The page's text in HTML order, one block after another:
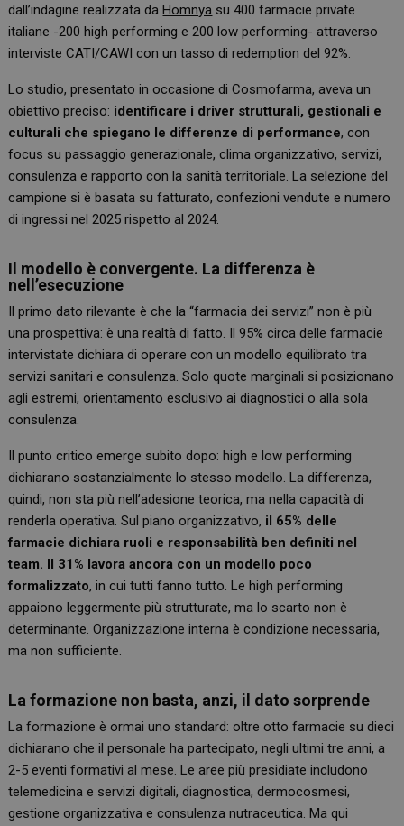
dall’indagine realizzata daHomnya su 400 farmacie private
italiane -200 high performing e 200 low performing- attraverso
interviste CATI/CAWI con un tasso di redemption del 92%.
Lo studio, presentato in occasione di Cosmofarma, aveva un
obiettivo preciso: identificare i driver strutturali, gestionali e
culturali che spiegano le differenze di performance, con
focus su passaggio generazionale, clima organizzativo, servizi,
consulenza e rapporto con la sanità territoriale. La selezione del
campione si è basata su fatturato, confezioni vendute e numero
di ingressi nel 2025 rispetto al 2024.
Il modello è convergente. La differenza è
nell’esecuzione
Il primo dato rilevante è che la “farmacia dei servizi” non è più
una prospettiva: è una realtà di fatto. Il 95% circa delle farmacie
intervistate dichiara di operare con un modello equilibrato tra
servizi sanitari e consulenza. Solo quote marginali si posizionano
agli estremi, orientamento esclusivo ai diagnostici o alla sola
consulenza.
Il punto critico emerge subito dopo: high e low performing
dichiarano sostanzialmente lo stesso modello. La differenza,
quindi, non sta più nell’adesione teorica, ma nella capacità di
renderla operativa. Sul piano organizzativo, il 65% delle
farmacie dichiara ruoli e responsabilità ben definiti nel
team. Il 31% lavora ancora con un modello poco
formalizzato, in cui tutti fanno tutto. Le high performing
appaiono leggermente più strutturate, ma lo scarto non è
determinante. Organizzazione interna è condizione necessaria,
ma non sufficiente.
La formazione non basta, anzi, il dato sorprende
La formazione è ormai uno standard: oltre otto farmacie su dieci
dichiarano che il personale ha partecipato, negli ultimi tre anni, a
2-5 eventi formativi al mese. Le aree più presidiate includono
telemedicina e servizi digitali, diagnostica, dermocosmesi,
gestione organizzativa e consulenza nutraceutica. Ma qui